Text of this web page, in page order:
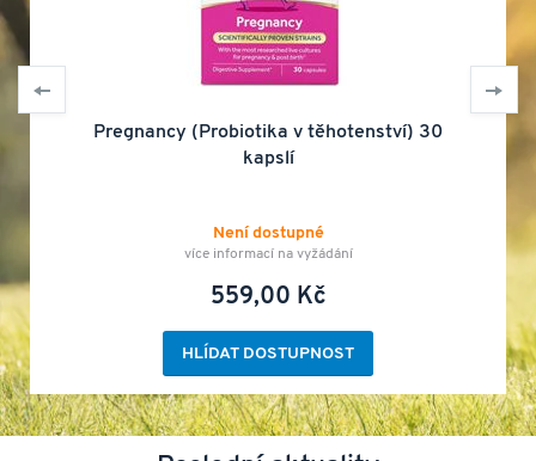
Pregnancy (Probiotika v těhotenství) 30
kapslí
Není dostupné
více informací na vyžádání
559,00 Kč
HLÍDAT DOSTUPNOST